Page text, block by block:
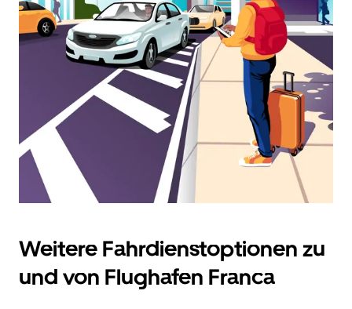
und
ein
Datum
auszuwählen.
den
Kalender
zu
schließen.
Weitere Fahrdienstoptionen zu
und von Flughafen Franca